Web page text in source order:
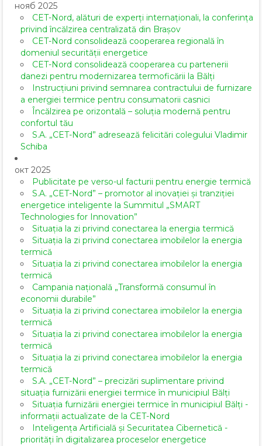
нояб 2025
CET-Nord, alături de experți internaționali, la conferința
privind încălzirea centralizată din Brașov
CET-Nord consolidează cooperarea regională în
domeniul securității energetice
CET-Nord consolidează cooperarea cu partenerii
danezi pentru modernizarea termoficării la Bălți
Instrucțiuni privind semnarea contractului de furnizare
a energiei termice pentru consumatorii casnici
Încălzirea pe orizontală – soluția modernă pentru
confortul tău
S.A. „CET-Nord” adresează felicitări colegului Vladimir
Schiba
окт 2025
Publicitate pe verso-ul facturii pentru energie termică
S.A. „CET-Nord” – promotor al inovației și tranziției
energetice inteligente la Summitul „SMART
Technologies for Innovation”
Situația la zi privind conectarea la energia termică
Situația la zi privind conectarea imobilelor la energia
termică
Situația la zi privind conectarea imobilelor la energia
termică
Campania națională „Transformă consumul în
economii durabile”
Situația la zi privind conectarea imobilelor la energia
termică
Situația la zi privind conectarea imobilelor la energia
termică
Situația la zi privind conectarea imobilelor la energia
termică
S.A. „CET-Nord” – precizări suplimentare privind
situația furnizării energiei termice în municipiul Bălți
Situația furnizării energiei termice în municipiul Bălți -
informații actualizate de la CET-Nord
Inteligența Artificială și Securitatea Cibernetică -
priorități în digitalizarea proceselor energetice